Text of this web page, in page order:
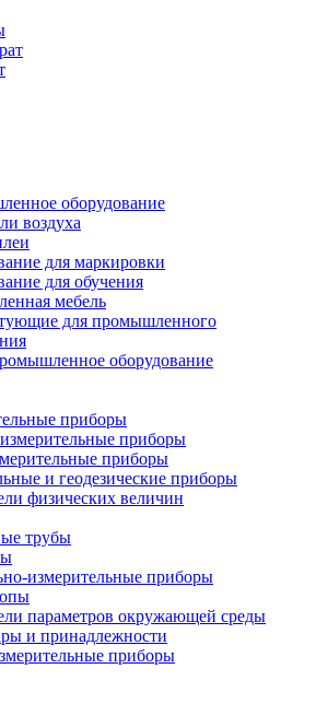
оборудование
воздуха
для маркировки
для обучения
мебель
для промышленного
оборудование
приборы
приборы
приборы
и геодезические приборы
физических величин
трубы
измерительные приборы
параметров окружающей среды
и принадлежности
приборы